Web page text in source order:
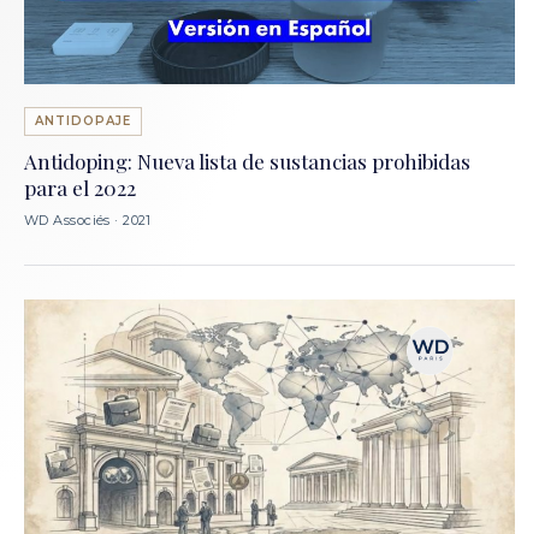
ANTIDOPAJE
Antidoping: Nueva lista de sustancias prohibidas
para el 2022
WD Associés · 2021